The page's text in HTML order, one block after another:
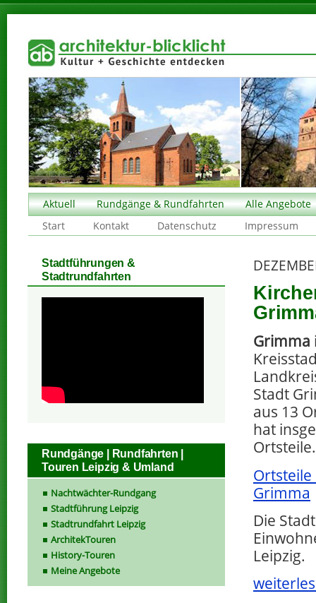
Aktuell Rundgänge & Rundfahrten
Alle Angebote
Start
Kontakt Datenschutz Impressum
Grimma
Stadt
aus 13
hat
Ortsteile.
Grimma
Die
Leipzig.
Stadtführungen &
Stadtrundfahrten
Rundgänge | Rundfahrten |
Touren Leipzig & Umland
Nachtwächter-Rundgang
Stadtführung Leipzig
Stadtrundfahrt Leipzig
ArchitekTouren
History-Touren
Meine Angebote